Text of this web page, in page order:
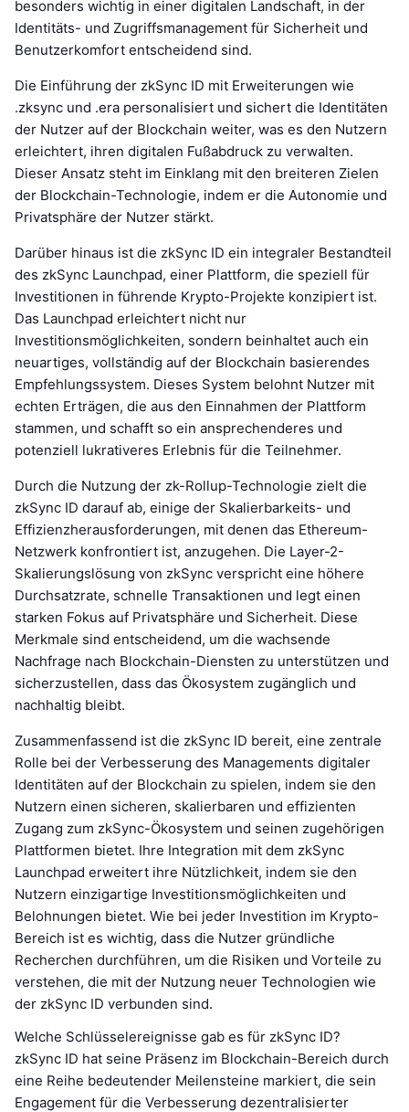
besonders wichtig in einer digitalen Landschaft, in der
Identitäts- und Zugriffsmanagement für Sicherheit und
Benutzerkomfort entscheidend sind.
Die Einführung der zkSync ID mit Erweiterungen wie
.zksync und .era personalisiert und sichert die Identitäten
der Nutzer auf der Blockchain weiter, was es den Nutzern
erleichtert, ihren digitalen Fußabdruck zu verwalten.
Dieser Ansatz steht im Einklang mit den breiteren Zielen
der Blockchain-Technologie, indem er die Autonomie und
Privatsphäre der Nutzer stärkt.
Darüber hinaus ist die zkSync ID ein integraler Bestandteil
des zkSync Launchpad, einer Plattform, die speziell für
Investitionen in führende Krypto-Projekte konzipiert ist.
Das Launchpad erleichtert nicht nur
Investitionsmöglichkeiten, sondern beinhaltet auch ein
neuartiges, vollständig auf der Blockchain basierendes
Empfehlungssystem. Dieses System belohnt Nutzer mit
echten Erträgen, die aus den Einnahmen der Plattform
stammen, und schafft so ein ansprechenderes und
potenziell lukrativeres Erlebnis für die Teilnehmer.
Durch die Nutzung der zk-Rollup-Technologie zielt die
zkSync ID darauf ab, einige der Skalierbarkeits- und
Effizienzherausforderungen, mit denen das Ethereum-
Netzwerk konfrontiert ist, anzugehen. Die Layer-2-
Skalierungslösung von zkSync verspricht eine höhere
Durchsatzrate, schnelle Transaktionen und legt einen
starken Fokus auf Privatsphäre und Sicherheit. Diese
Merkmale sind entscheidend, um die wachsende
Nachfrage nach Blockchain-Diensten zu unterstützen und
sicherzustellen, dass das Ökosystem zugänglich und
nachhaltig bleibt.
Zusammenfassend ist die zkSync ID bereit, eine zentrale
Rolle bei der Verbesserung des Managements digitaler
Identitäten auf der Blockchain zu spielen, indem sie den
Nutzern einen sicheren, skalierbaren und effizienten
Zugang zum zkSync-Ökosystem und seinen zugehörigen
Plattformen bietet. Ihre Integration mit dem zkSync
Launchpad erweitert ihre Nützlichkeit, indem sie den
Nutzern einzigartige Investitionsmöglichkeiten und
Belohnungen bietet. Wie bei jeder Investition im Krypto-
Bereich ist es wichtig, dass die Nutzer gründliche
Recherchen durchführen, um die Risiken und Vorteile zu
verstehen, die mit der Nutzung neuer Technologien wie
der zkSync ID verbunden sind.
Welche Schlüsselereignisse gab es für zkSync ID?
zkSync ID hat seine Präsenz im Blockchain-Bereich durch
eine Reihe bedeutender Meilensteine markiert, die sein
Engagement für die Verbesserung dezentralisierter